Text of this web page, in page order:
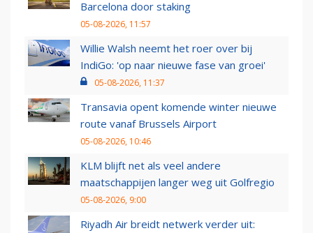
Barcelona door staking
05-08-2026, 11:57
Willie Walsh neemt het roer over bij
IndiGo: 'op naar nieuwe fase van groei'
05-08-2026, 11:37
Transavia opent komende winter nieuwe
route vanaf Brussels Airport
05-08-2026, 10:46
KLM blijft net als veel andere
maatschappijen langer weg uit Golfregio
05-08-2026, 9:00
Riyadh Air breidt netwerk verder uit: